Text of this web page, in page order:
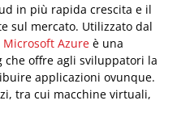
in più rapida crescita e il
sul mercato. Utilizzato dal
Microsoft Azure è una
offre agli sviluppatori la
applicazioni ovunque.
tra cui macchine virtuali,